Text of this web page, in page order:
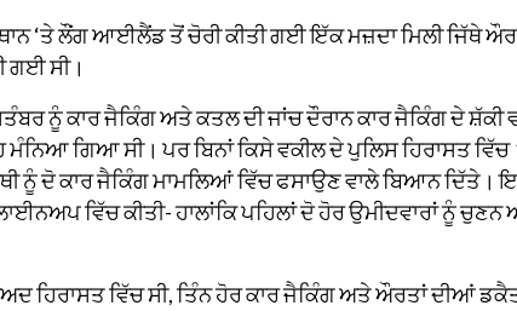
‘ਤੇ ਲੌਂਗ ਆਈਲੈਂਡ ਤੋਂ ਚੋਰੀ ਕੀਤੀ ਗਈ ਇੱਕ ਮਜ਼ਦਾ ਮਿਲੀ ਜਿੱਥੇ
ਗਈ ਸੀ।
ਨੂੰ ਕਾਰ ਜੈਕਿੰਗ ਅਤੇ ਕਤਲ ਦੀ ਜਾਂਚ ਦੌਰਾਨ ਕਾਰ ਜੈਕਿੰਗ ਦੇ
ਗਿਆ ਸੀ। ਪਰ ਬਿਨਾਂ ਕਿਸੇ ਵਕੀਲ ਦੇ ਪੁਲਿਸ ਹਿਰਾਸਤ
ਦੋ ਕਾਰ ਜੈਕਿੰਗ ਮਾਮਲਿਆਂ ਵਿੱਚ ਫਸਾਉਣ ਵਾਲੇ ਬਿਆਨ ਦਿੱਤੇ।
ਵਿੱਚ ਕੀਤੀ- ਹਾਲਾਂਕਿ ਪਹਿਲਾਂ ਦੋ ਹੋਰ ਉਮੀਦਵਾਰਾਂ ਨੂੰ
ਹਿਰਾਸਤ ਵਿੱਚ ਸੀ, ਤਿੰਨ ਹੋਰ ਕਾਰ ਜੈਕਿੰਗ ਅਤੇ ਔਰਤਾਂ ਦੀਆਂ